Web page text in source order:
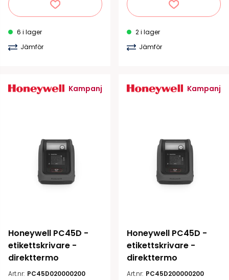
6 i lager
Jämför
2 i lager
Jämför
Kampanj
Honeywell PC45D -
etikettskrivare -
direkttermo
Art.nr: PC45D020000200
Kampanj
Honeywell PC45D -
etikettskrivare -
direkttermo
Art.nr: PC45D200000200